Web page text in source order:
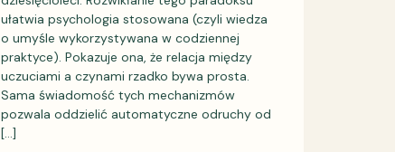
ułatwia psychologia stosowana (czyli wiedza
o umyśle wykorzystywana w codziennej
praktyce). Pokazuje ona, że relacja między
uczuciami a czynami rzadko bywa prosta.
Sama świadomość tych mechanizmów
pozwala oddzielić automatyczne odruchy od
[…]